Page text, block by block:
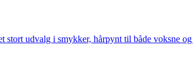
stort udvalg i smykker, hårpynt til både voksne